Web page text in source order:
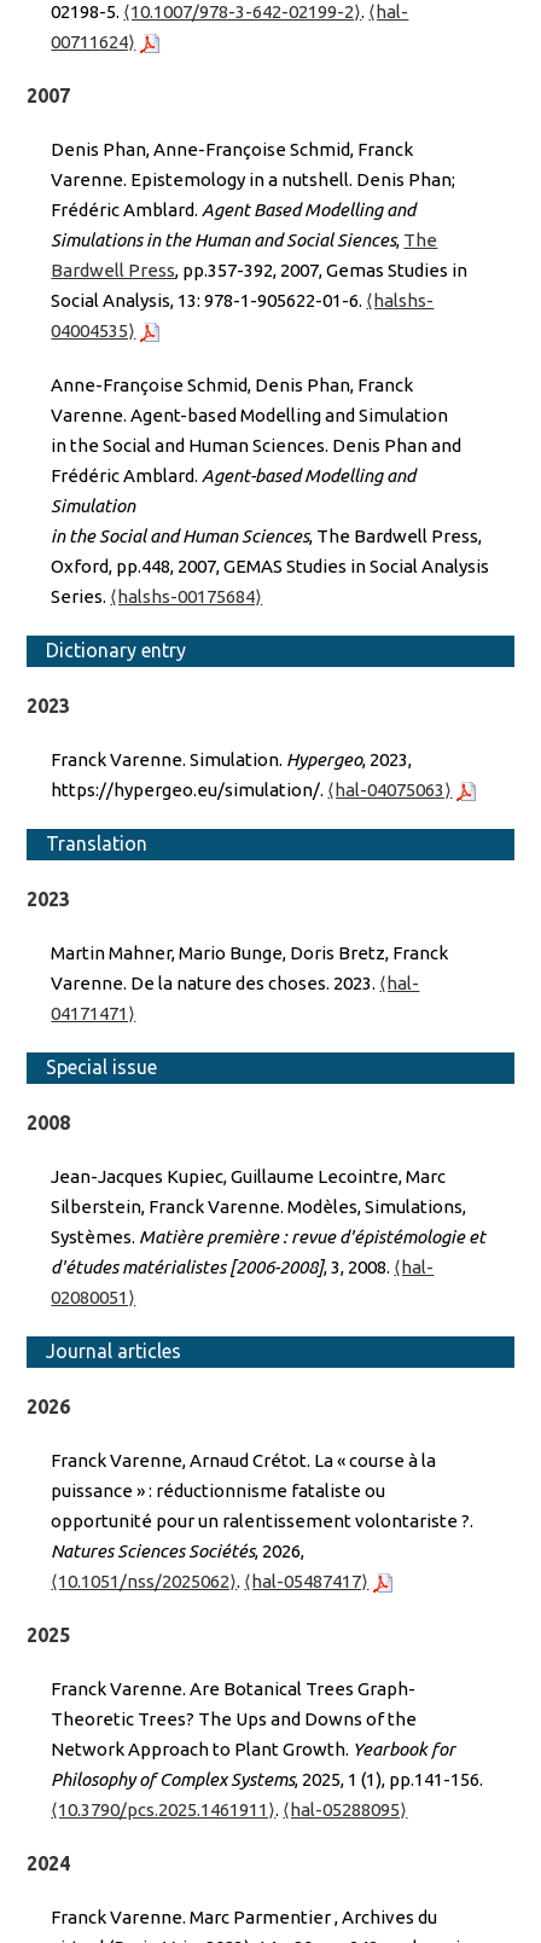
02198-5. ⟨10.1007/978-3-642-02199-2⟩. ⟨hal-
00711624⟩
2007
Denis Phan, Anne-Françoise Schmid, Franck
Varenne. Epistemology in a nutshell. Denis Phan;
Frédéric Amblard. Agent Based Modelling and
Simulations in the Human and Social Siences, The
Bardwell Press, pp.357-392, 2007, Gemas Studies in
Social Analysis, 13: 978-1-905622-01-6. ⟨halshs-
04004535⟩
Anne-Françoise Schmid, Denis Phan, Franck
Varenne. Agent-based Modelling and Simulation
in the Social and Human Sciences. Denis Phan and
Frédéric Amblard. Agent-based Modelling and
Simulation
in the Social and Human Sciences, The Bardwell Press,
Oxford, pp.448, 2007, GEMAS Studies in Social Analysis
Series. ⟨halshs-00175684⟩
Dictionary entry
2023
Franck Varenne. Simulation. Hypergeo, 2023,
https://hypergeo.eu/simulation/. ⟨hal-04075063⟩
Translation
2023
Martin Mahner, Mario Bunge, Doris Bretz, Franck
Varenne. De la nature des choses. 2023. ⟨hal-
04171471⟩
Special issue
2008
Jean-Jacques Kupiec, Guillaume Lecointre, Marc
Silberstein, Franck Varenne. Modèles, Simulations,
Systèmes. Matière première : revue d'épistémologie et
d'études matérialistes [2006-2008], 3, 2008. ⟨hal-
02080051⟩
Journal articles
2026
Franck Varenne, Arnaud Crétot. La « course à la
puissance » : réductionnisme fataliste ou
opportunité pour un ralentissement volontariste ?.
Natures Sciences Sociétés, 2026,
⟨10.1051/nss/2025062⟩. ⟨hal-05487417⟩
2025
Franck Varenne. Are Botanical Trees Graph-
Theoretic Trees? The Ups and Downs of the
Network Approach to Plant Growth. Yearbook for
Philosophy of Complex Systems, 2025, 1 (1), pp.141-156.
⟨10.3790/pcs.2025.1461911⟩. ⟨hal-05288095⟩
2024
Franck Varenne. Marc Parmentier , Archives du